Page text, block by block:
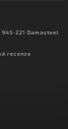
221 Damasteel
recenze